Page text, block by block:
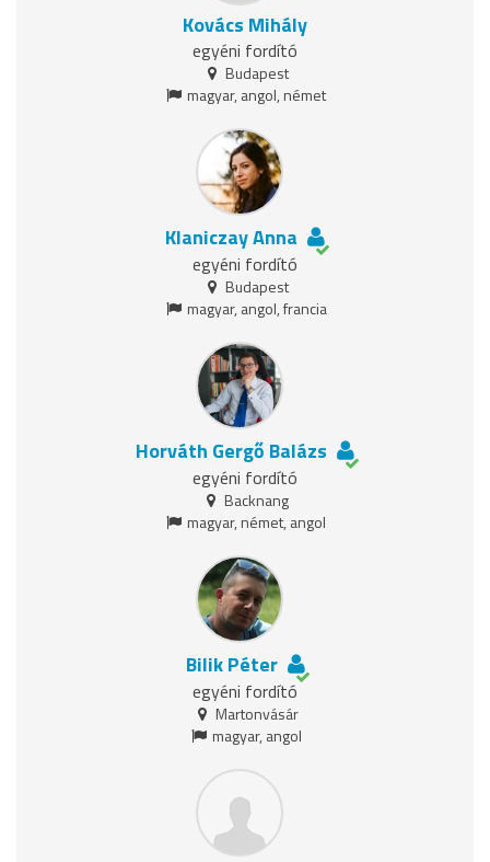
Kovács Mihály
egyéni fordító
Budapest
magyar, angol, német
Klaniczay Anna
egyéni fordító
Budapest
magyar, angol, francia
Horváth Gergő Balázs
egyéni fordító
Backnang
magyar, német, angol
Bilik Péter
egyéni fordító
Martonvásár
magyar, angol